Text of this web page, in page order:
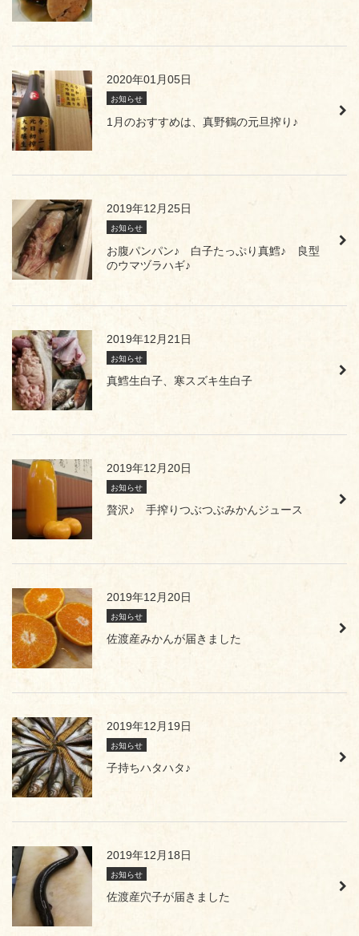
2020年01月05日
お知らせ
1月のおすすめは、真野鶴の元旦搾り♪
2019年12月25日
お知らせ
お腹パンパン♪ 白子たっぷり真鱈♪ 良型
のウマヅラハギ♪
2019年12月21日
お知らせ
真鱈生白子、寒スズキ生白子
2019年12月20日
お知らせ
贅沢♪ 手搾りつぶつぶみかんジュース
2019年12月20日
お知らせ
佐渡産みかんが届きました
2019年12月19日
お知らせ
子持ちハタハタ♪
2019年12月18日
お知らせ
佐渡産穴子が届きました